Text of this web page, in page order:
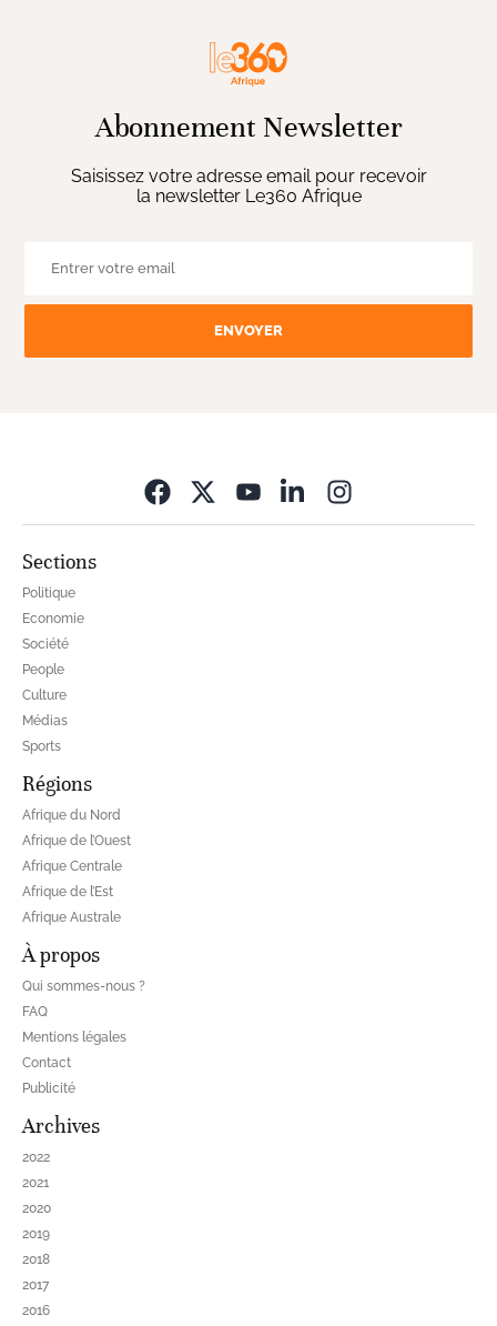
Abonnement Newsletter
Saisissez votre adresse email pour recevoir
la newsletter Le360 Afrique
ENVOYER
Sections
Politique
Economie
Société
People
Culture
Médias
Sports
Régions
Afrique du Nord
Afrique de l’Ouest
Afrique Centrale
Afrique de l’Est
Afrique Australe
À propos
Qui sommes-nous ?
FAQ
Mentions légales
Contact
Publicité
Archives
2022
2021
2020
2019
2018
2017
2016